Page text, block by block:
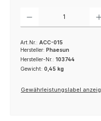
Produkt Anzahl: Gib den
Art.Nr.: ACC-015
Hersteller: Phaesun
Hersteller-Nr.: 103744
Gewicht: 0,45 kg
Gewährleistungslabel